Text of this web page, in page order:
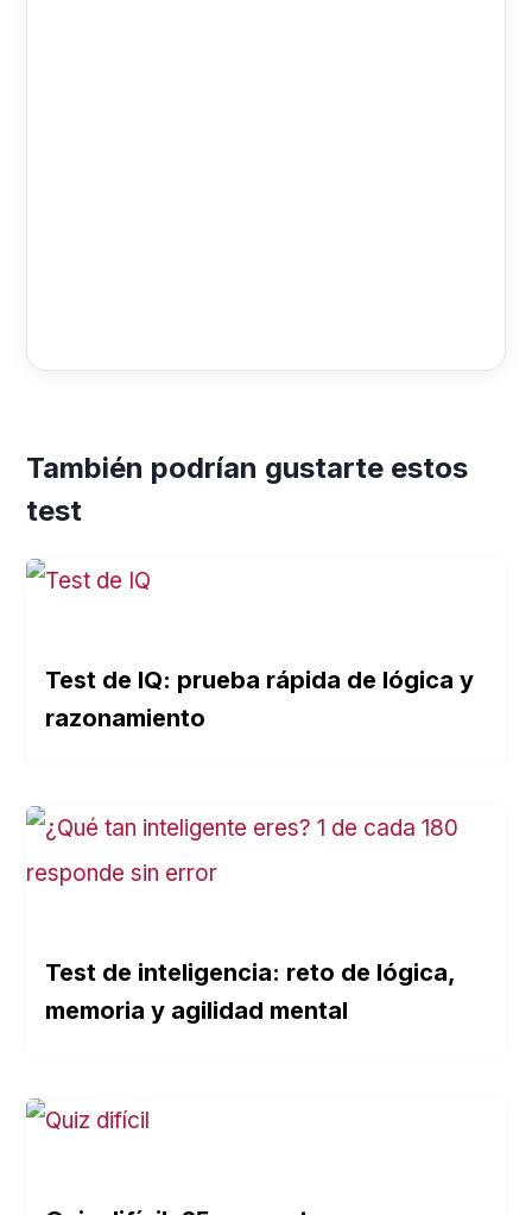
También podrían gustarte estos
test
Test de IQ: prueba rápida de lógica y
razonamiento
Test de inteligencia: reto de lógica,
memoria y agilidad mental